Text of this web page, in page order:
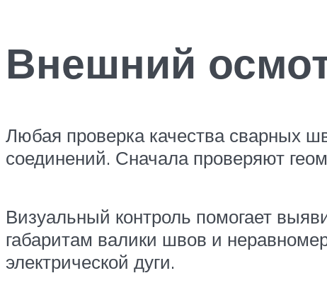
Внешний
Любая проверка качества сварных
соединений. Сначала проверяют
Визуальный контроль помогает
габаритам валики швов и
электрической дуги.